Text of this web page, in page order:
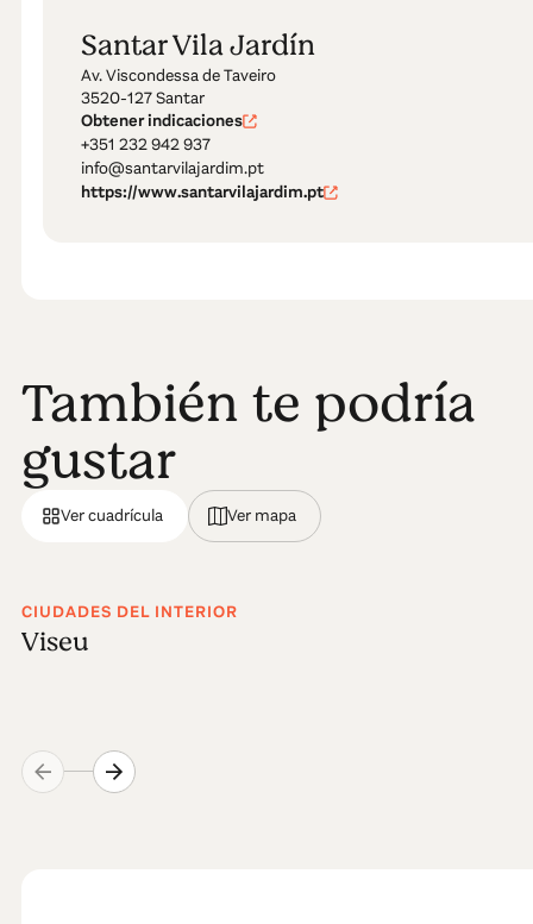
Santar Vila Jardín
Av. Viscondessa de Taveiro
3520-127 Santar
Obtener indicaciones
+351 232 942 937
info@santarvilajardim.pt
https://www.santarvilajardim.pt
También te podría
gustar
Ver cuadrícula Ver mapa
CIUDADES DEL INTERIOR
Viseu